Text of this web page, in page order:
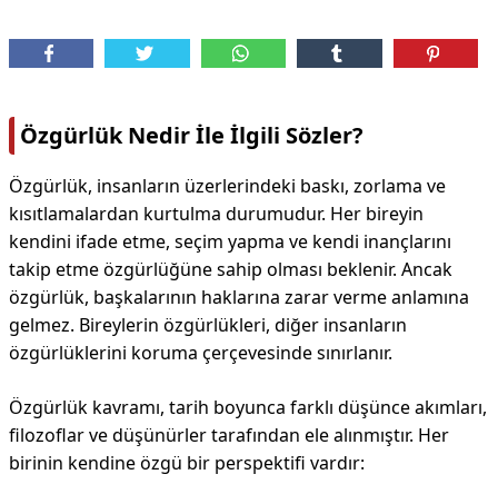
Özgürlük Nedir İle İlgili Sözler?
Özgürlük, insanların üzerlerindeki baskı, zorlama ve
kısıtlamalardan kurtulma durumudur. Her bireyin
kendini ifade etme, seçim yapma ve kendi inançlarını
takip etme özgürlüğüne sahip olması beklenir. Ancak
özgürlük, başkalarının haklarına zarar verme anlamına
gelmez. Bireylerin özgürlükleri, diğer insanların
özgürlüklerini koruma çerçevesinde sınırlanır.
Özgürlük kavramı, tarih boyunca farklı düşünce akımları,
filozoflar ve düşünürler tarafından ele alınmıştır. Her
birinin kendine özgü bir perspektifi vardır: